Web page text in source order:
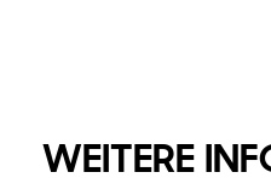
WEITERE